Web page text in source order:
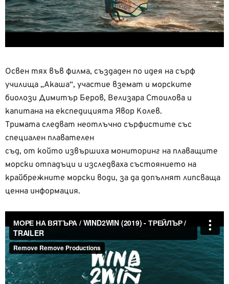
Освен тях във филма, създаден по идея на сърф
училища „Акаша“, участие вземат и морските
биолози Димитър Беров, Велизара Стоилова и
капитана на експедицията Явор Колев.
Тримата следват неотлъчно сърфистите със
специален плавателен
съд, от който извършиха мониторинг на плаващите
морски отпадъци и изследваха състоянието на
крайбрежните морски води, за да допълнят липсваща
ценна информация.